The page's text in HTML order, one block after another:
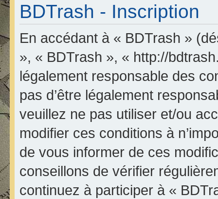
BDTrash - Inscription
En accédant à « BDTrash »
», « BDTrash », « http://
légalement responsable des
pas d’être légalement
veuillez ne pas utiliser et/ou
modifier ces conditions à
de vous informer de ces
conseillons de vérifier
continuez à participer à «